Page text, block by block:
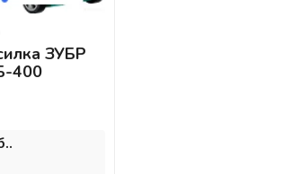
ЗУБР
400